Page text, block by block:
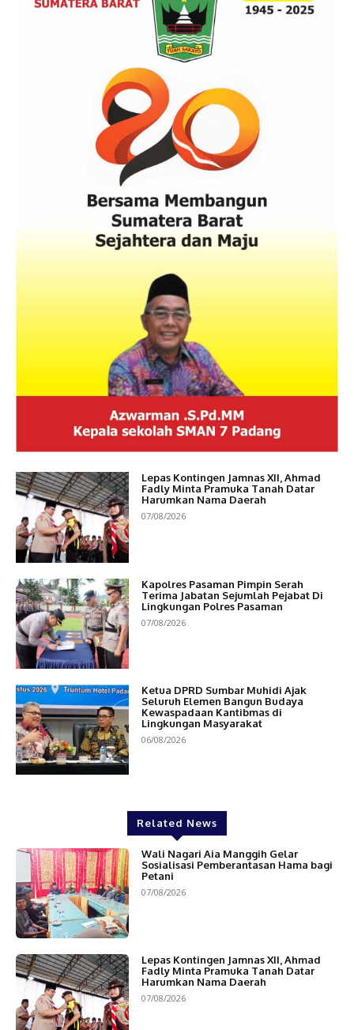
Lepas Kontingen Jamnas XII, Ahmad
Fadly Minta Pramuka Tanah Datar
Harumkan Nama Daerah
07/08/2026
Kapolres Pasaman Pimpin Serah
Terima Jabatan Sejumlah Pejabat Di
Lingkungan Polres Pasaman
07/08/2026
Ketua DPRD Sumbar Muhidi Ajak
Seluruh Elemen Bangun Budaya
Kewaspadaan Kantibmas di
Lingkungan Masyarakat
06/08/2026
Related News
Wali Nagari Aia Manggih Gelar
Sosialisasi Pemberantasan Hama bagi
Petani
07/08/2026
Lepas Kontingen Jamnas XII, Ahmad
Fadly Minta Pramuka Tanah Datar
Harumkan Nama Daerah
07/08/2026